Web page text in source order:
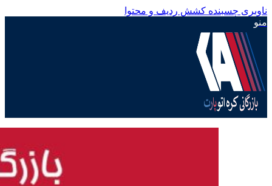
ناوبری چسبنده کشش ردیف و محتوا
منو